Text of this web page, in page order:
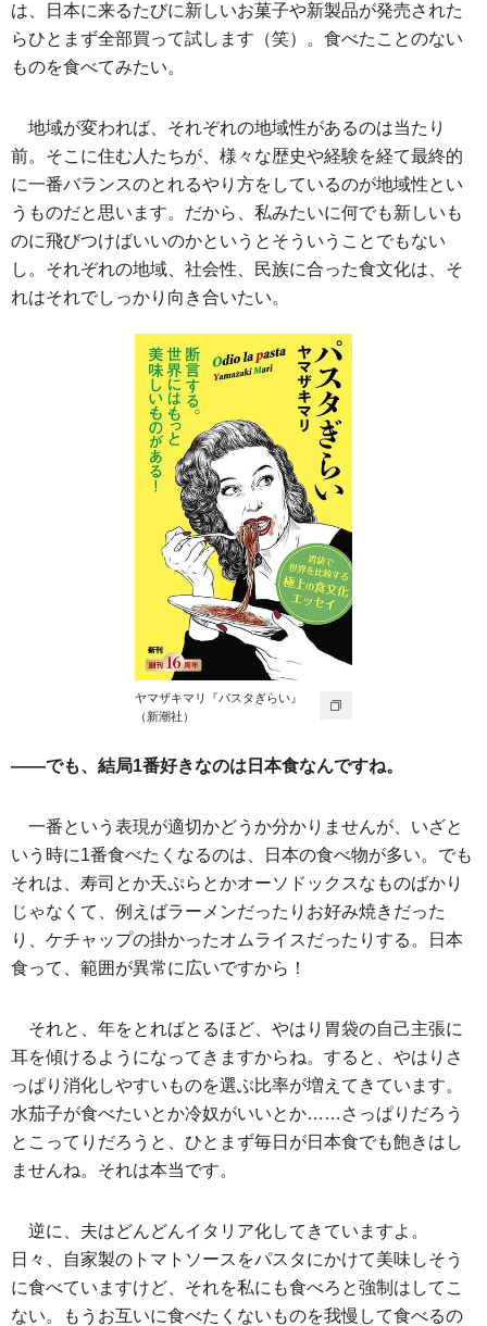
は、日本に来るたびに新しいお菓子や新製品が発売された
らひとまず全部買って試します（笑）。食べたことのない
ものを食べてみたい。
地域が変われば、それぞれの地域性があるのは当たり
前。そこに住む人たちが、様々な歴史や経験を経て最終的
に一番バランスのとれるやり方をしているのが地域性とい
うものだと思います。だから、私みたいに何でも新しいも
のに飛びつけばいいのかというとそういうことでもない
し。それぞれの地域、社会性、民族に合った食文化は、そ
れはそれでしっかり向き合いたい。
ヤマザキマリ『パスタぎらい』
（新潮社）
――でも、結局1番好きなのは日本食なんですね。
一番という表現が適切かどうか分かりませんが、いざと
いう時に1番食べたくなるのは、日本の食べ物が多い。でも
それは、寿司とか天ぷらとかオーソドックスなものばかり
じゃなくて、例えばラーメンだったりお好み焼きだった
り、ケチャップの掛かったオムライスだったりする。日本
食って、範囲が異常に広いですから！
それと、年をとればとるほど、やはり胃袋の自己主張に
耳を傾けるようになってきますからね。すると、やはりさ
っぱり消化しやすいものを選ぶ比率が増えてきています。
水茄子が食べたいとか冷奴がいいとか……さっぱりだろう
とこってりだろうと、ひとまず毎日が日本食でも飽きはし
ませんね。それは本当です。
逆に、夫はどんどんイタリア化してきていますよ。
日々、自家製のトマトソースをパスタにかけて美味しそう
に食べていますけど、それを私にも食べろと強制はしてこ
ない。もうお互いに食べたくないものを我慢して食べるの